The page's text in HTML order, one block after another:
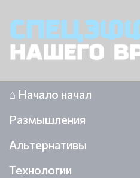
⌂ Начало начал
Размышления
Альтернативы
Технологии